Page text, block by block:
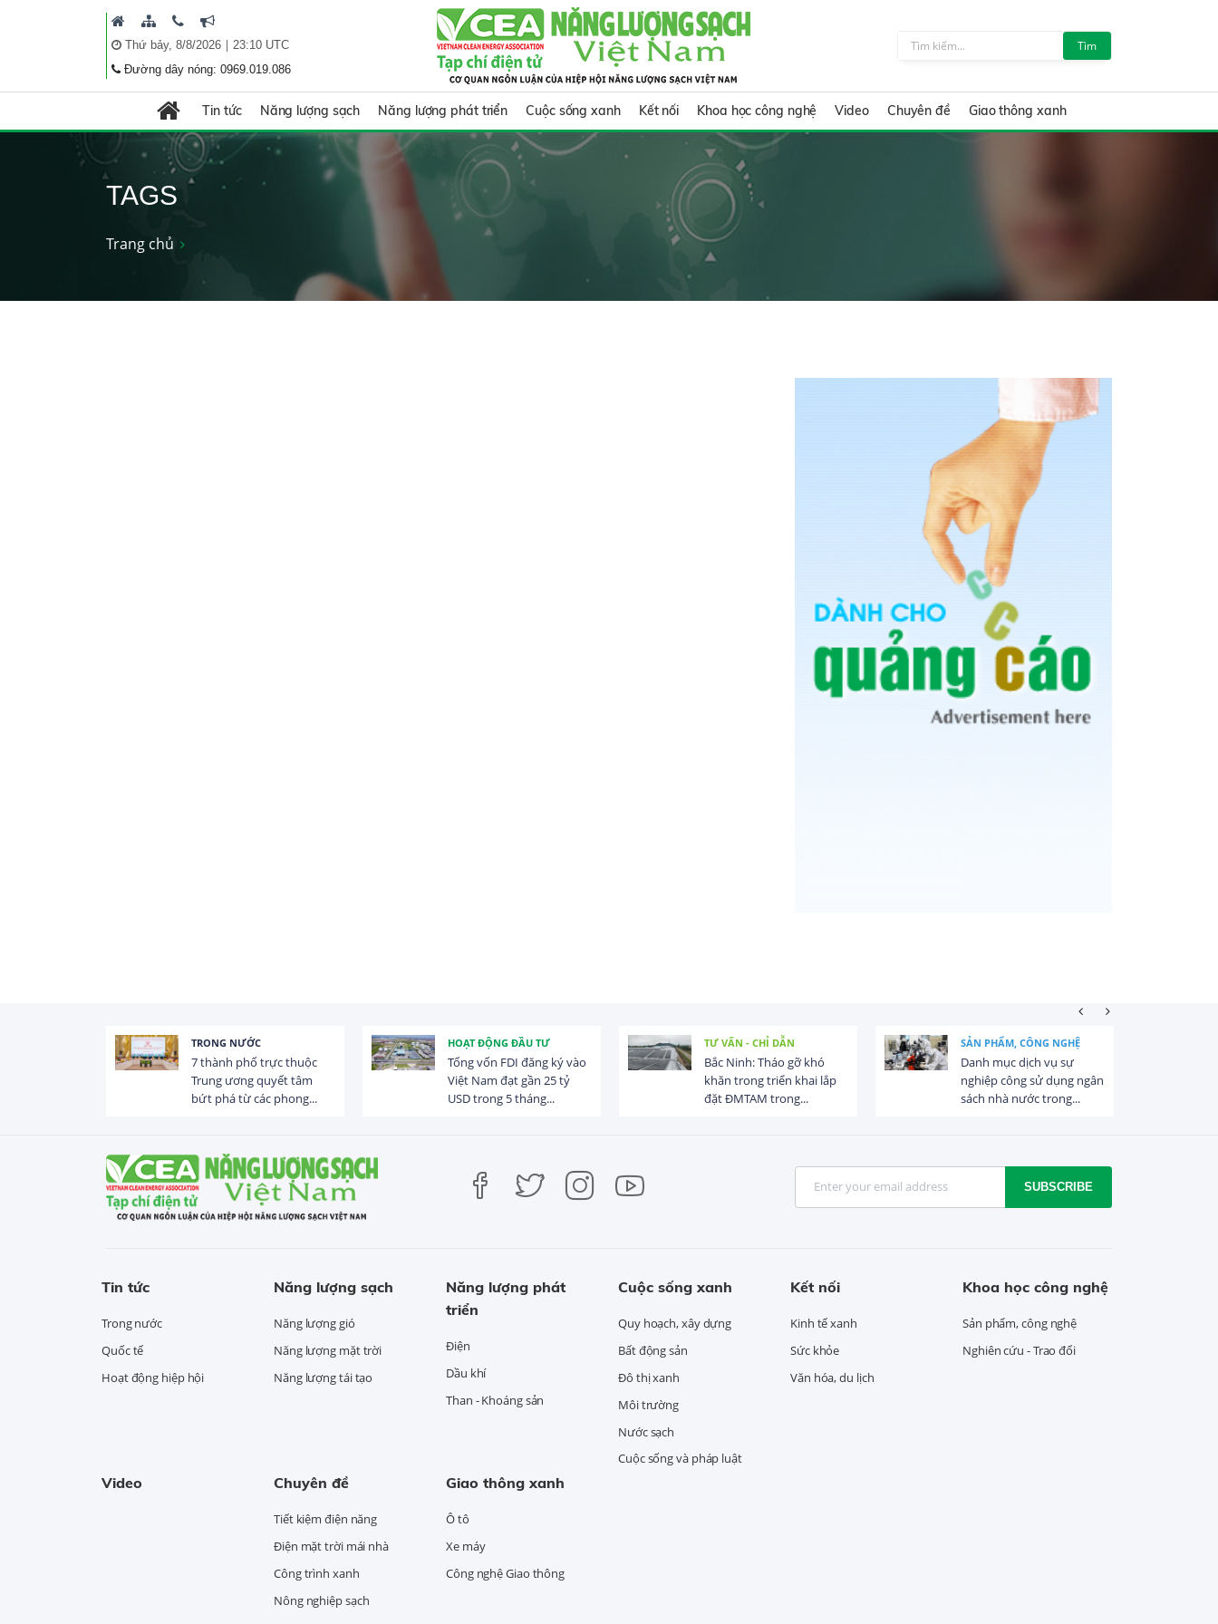
Thứ bảy, 8/8/2026| 23:10 UTC
Đường dây nóng: 0969.019.086
Tìm
Tin tức Năng lượng sạch Năng lượng phát triển Cuộc sống xanh Kết nối Khoa học công nghệ Video Chuyên đề Giao thông xanh
TAGS
Trang chủ
TRONG NƯỚC
7 thành phố trực thuộc
Trung ương quyết tâm
bứt phá từ các phong...
HOẠT ĐỘNG ĐẦU TƯ
Tổng vốn FDI đăng ký vào
Việt Nam đạt gần 25 tỷ
USD trong 5 tháng...
TƯ VẤN - CHỈ DẪN
Bắc Ninh: Tháo gỡ khó
khăn trong triển khai lắp
đặt ĐMTAM trong...
SẢN PHẨM, CÔNG NGHỆ
Danh mục dịch vụ sự
nghiệp công sử dụng ngân
sách nhà nước trong...
SUBSCRIBE
Tin tức
Trong nước
Quốc tế
Hoạt động hiệp hội
Năng lượng sạch
Năng lượng gió
Năng lượng mặt trời
Năng lượng tái tạo
Năng lượng phát
triển
Điện
Dầu khí
Than - Khoáng sản
Cuộc sống xanh
Quy hoạch, xây dựng
Bất động sản
Đô thị xanh
Môi trường
Nước sạch
Cuộc sống và pháp luật
Kết nối
Kinh tế xanh
Sức khỏe
Văn hóa, du lịch
Khoa học công nghệ
Sản phẩm, công nghệ
Nghiên cứu - Trao đổi
Video Chuyên đề
Tiết kiệm điện năng
Điện mặt trời mái nhà
Công trình xanh
Nông nghiệp sạch
Giao thông xanh
Ô tô
Xe máy
Công nghệ Giao thông